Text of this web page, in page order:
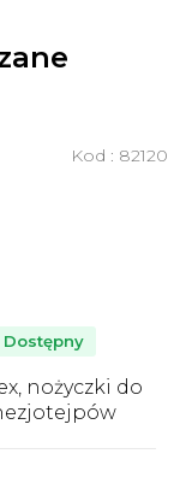
nożyczki do
Dostępny
Kod : 82120